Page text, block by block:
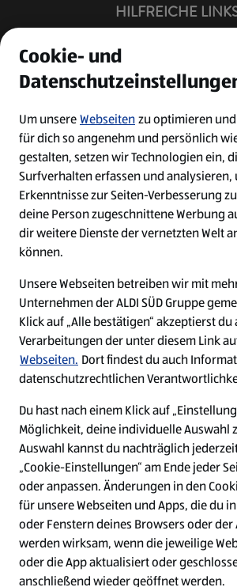
HILFREICHE
Job Benachrichtigung
Bewerberkonto
Leichte Sprache
Kontakt
W
i
r
d
a
u
f
W
i
r
d
a
u
f
W
i
r
d
a
u
f
Cookie - Liste
Datenschutz
Cookie- und
Um unsereWebseitenzu optimieren
für dich so angenehm und persönlich
gestalten, setzen wir Technologien ein,
Surfverhalten erfassen und analysieren,
Erkenntnisse zur Seiten-Verbesserung
deine Person zugeschnittene Werbung
dir weitere Dienste der vernetzten Welt
können.
Unsere Webseiten betreiben wir mit
Unternehmen der ALDI SÜD Gruppe
Klick auf „Alle bestätigen“ akzeptierst du
Verarbeitungen der unter diesem Link
Webseiten. Dort findest du auch
datenschutzrechtlichen
Du hast nach einem Klick auf
Möglichkeit, deine individuelle Auswahl
Auswahl kannst du nachträglich
„Cookie-Einstellungen“ am Ende jeder
oder anpassen. Änderungen in den
für unsere Webseiten und Apps, die du
oder Fenstern deines Browsers oder
werden wirksam, wenn die jeweilige
oder die App aktualisiert oder
anschließend wieder geöffnet werden.